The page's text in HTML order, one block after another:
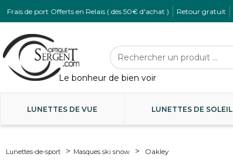
Frais de port Offerts en Relais ( dès 50€ d'achat ) Retour gratuit
LUNETTES DE VUE LUNETTES DE SOLEIL
Lunettes-de-sport Masques ski snow Oakley